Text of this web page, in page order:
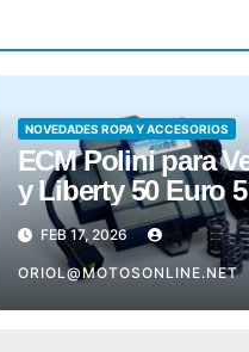
NOVEDADES ROPA Y ACCESORIOS
ECM Polini para
y Liberty 50 Euro 5
FEB 17, 2026
ORIOL@MOTOSONLINE.NET